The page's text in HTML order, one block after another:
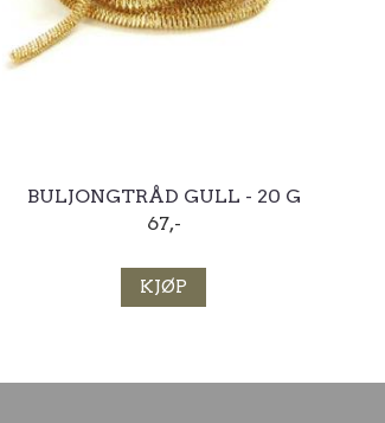
BULJONGTRÅD GULL - 20 G
67,-
KJØP